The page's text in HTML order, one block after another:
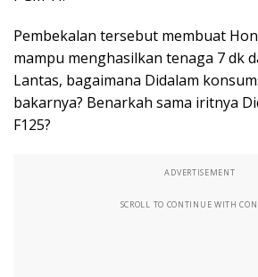
Pembekalan tersebut membuat
mampu menghasilkan tenaga 7 dk
Lantas, bagaimana Didalam
bakarnya? Benarkah sama iritnya
F125?
ADVERTISEMENT
SCROLL TO CONTINUE WITH